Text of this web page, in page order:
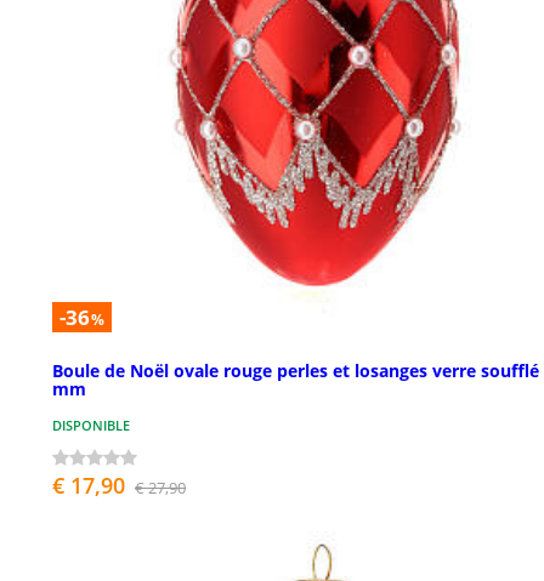
-36%
Boule de Noël ovale rouge perles et losanges verre soufflé
mm
DISPONIBLE
€ 17,90 € 27,90